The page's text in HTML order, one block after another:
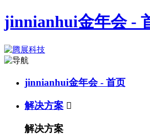
jinnianhui金年会 -
jinnianhui金年会 - 首页
解决方案 
解决方案